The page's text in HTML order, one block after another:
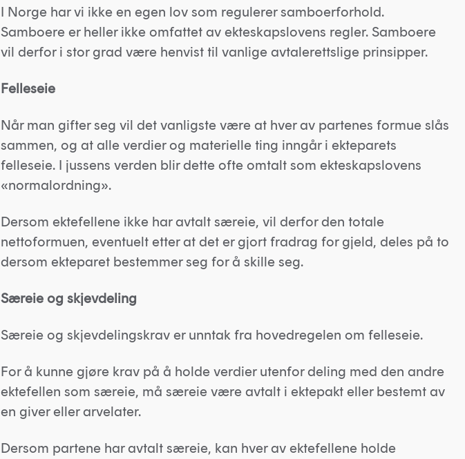
I Norge har vi ikke en egen lov som regulerer samboerforhold.
Samboere er heller ikke omfattet av ekteskapslovens regler. Samboere
vil derfor i stor grad være henvist til vanlige avtalerettslige prinsipper.
Felleseie
Når man gifter seg vil det vanligste være at hver av partenes formue slås
sammen, og at alle verdier og materielle ting inngår i ekteparets
felleseie. I jussens verden blir dette ofte omtalt som ekteskapslovens
«normalordning».
Dersom ektefellene ikke har avtalt særeie, vil derfor den totale
nettoformuen, eventuelt etter at det er gjort fradrag for gjeld, deles på to
dersom ekteparet bestemmer seg for å skille seg.
Særeie og skjevdeling
Særeie og skjevdelingskrav er unntak fra hovedregelen om felleseie.
For å kunne gjøre krav på å holde verdier utenfor deling med den andre
ektefellen som særeie, må særeie være avtalt i ektepakt eller bestemt av
en giver eller arvelater.
Dersom partene har avtalt særeie, kan hver av ektefellene holde